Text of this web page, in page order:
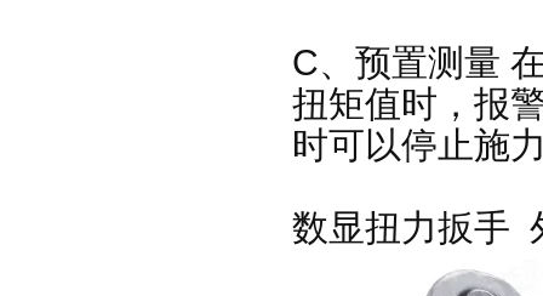
C、预置测量
扭矩值时，报
时可以停止施
数显扭力扳手